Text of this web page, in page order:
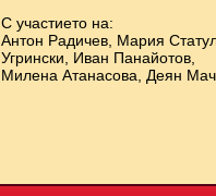
С участието на:
Антон Радичев, Мария
Угрински, Иван Панайотов,
Милена Атанасова, Деян